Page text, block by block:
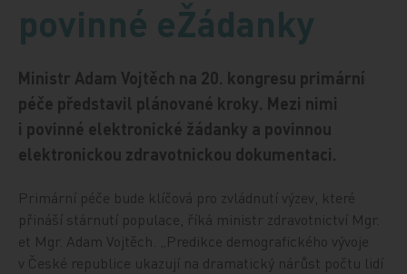
povinné eŽádanky
Ministr Adam Vojtěch na 20. kongresu primární
péče představil plánované kroky. Mezi nimi
i povinné elektronické žádanky a povinnou
elektronickou zdravotnickou dokumentaci.
Primární péče bude klíčová pro zvládnutí výzev, které
přináší stárnutí populace, říká ministr zdravotnictví Mgr.
et Mgr. Adam Vojtěch. „Predikce demografického vývoje
v České republice ukazují na dramatický nárůst počtu lidí